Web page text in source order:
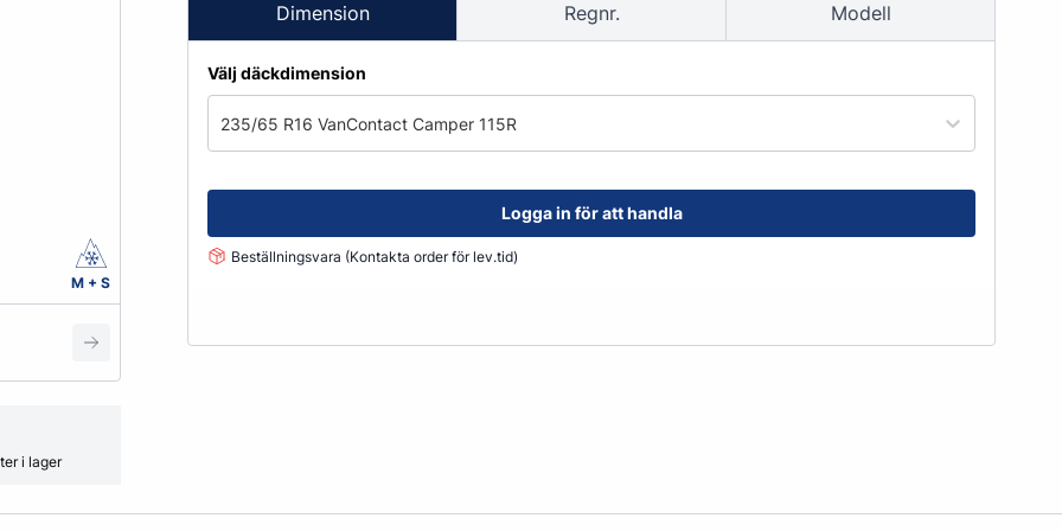
Grönyte & Smådäck
order@kransensgummi.se
Till kundservice
Kåpor
Mutterpåsar
Spacer
Ventiler
Vikter
Smörjmedel, Kemikalier & Vätskor
Alkylatbensin
Skyddsutrustning
M + S
i lager
Dimension Regnr. Modell
Välj däckdimension
235/65 R16 VanContact Camper 115R
Logga in för att handla
Beställningsvara (Kontakta order för lev.tid)